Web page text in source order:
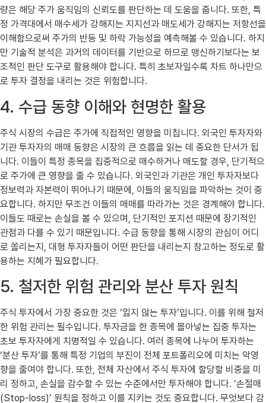
량은 해당 주가 움직임의 신뢰도를 판단하는 데 도움을 줍니다. 또한, 특
정 가격대에서 매수세가 강해지는 지지선과 매도세가 강해지는 저항선을
이해함으로써 주가의 반등 및 하락 가능성을 예측해볼 수 있습니다. 하지
만 기술적 분석은 과거의 데이터를 기반으로 하므로 맹신하기보다는 보
조적인 판단 도구로 활용해야 합니다. 특히 초보자일수록 차트 하나만으
로 투자 결정을 내리는 것은 위험합니다.
4. 수급 동향 이해와 현명한 활용
주식 시장의 수급은 주가에 직접적인 영향을 미칩니다. 외국인 투자자와
기관 투자자의 매매 동향은 시장의 큰 흐름을 읽는 데 중요한 단서가 됩
니다. 이들이 특정 종목을 집중적으로 매수하거나 매도할 경우, 단기적으
로 주가에 큰 영향을 줄 수 있습니다. 외국인과 기관은 개인 투자자보다
정보력과 자본력이 뛰어나기 때문에, 이들의 움직임을 파악하는 것이 중
요합니다. 하지만 무조건 이들의 매매를 따라가는 것은 경계해야 합니다.
이들도 때로는 손실을 볼 수 있으며, 단기적인 포지션 때문에 장기적인
관점과 다를 수 있기 때문입니다. 수급 동향을 통해 시장의 관심이 어디
로 쏠리는지, 대형 투자자들이 어떤 판단을 내리는지 참고하는 정도로 활
용하는 지혜가 필요합니다.
5. 철저한 위험 관리와 분산 투자 원칙
주식 투자에서 가장 중요한 것은 ‘잃지 않는 투자’입니다. 이를 위해 철저
한 위험 관리는 필수입니다. 투자금을 한 종목에 몰아넣는 집중 투자는
초보 투자자에게 치명적일 수 있습니다. 여러 종목에 나누어 투자하는
‘분산 투자’를 통해 특정 기업의 부진이 전체 포트폴리오에 미치는 악영
향을 줄여야 합니다. 또한, 전체 자산에서 주식 투자에 할당할 비중을 미
리 정하고, 손실을 감수할 수 있는 수준에서만 투자해야 합니다. ‘손절매
(Stop-loss)’ 원칙을 정하고 이를 지키는 것도 중요합니다. 무엇보다 감